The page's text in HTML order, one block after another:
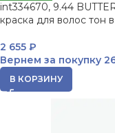
int334670, 9.44
краска для волос тон
2 655 ₽
Вернем за покупку
В КОРЗИНУ